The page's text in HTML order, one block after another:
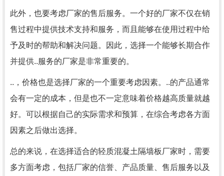
此外，也要考虑厂家的售后服务。一个好的厂家不仅在销
售过程中提供技术支持和服务，而且能够在使用过程中给
予及时的帮助和解决问题。因此，选择一个能够长期合作
并提供..服务的厂家是非常重要的。
..，价格也是选择厂家的一个重要考虑因素。..的产品通常
会有一定的成本，但是也不一定意味着价格越高质量就越
好。可以根据自己的实际需求和预算，在综合考虑各方面
因素之后做出选择。
总的来说，在选择适合的轻质混凝土隔墙板厂家时，需要
多方面考虑，包括厂家的信誉、产品质量、售后服务以及